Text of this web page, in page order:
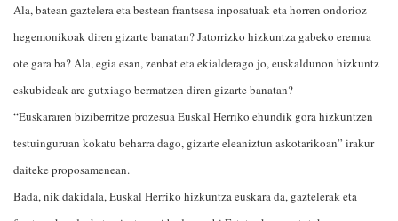
Ala, batean gaztelera eta bestean frantsesa inposatuak eta horren ondorioz
hegemonikoak diren gizarte banatan? Jatorrizko hizkuntza gabeko eremua
ote gara ba? Ala, egia esan, zenbat eta ekialderago jo, euskaldunon hizkuntz
eskubideak are gutxiago bermatzen diren gizarte banatan?
“Euskararen biziberritze prozesua Euskal Herriko ehundik gora hizkuntzen
testuinguruan kokatu beharra dago, gizarte eleaniztun askotarikoan” irakur
daiteke proposamenean.
Bada, nik dakidala, Euskal Herriko hizkuntza euskara da, gaztelerak eta